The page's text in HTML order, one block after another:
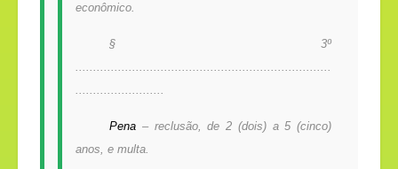
econômico.
§ 3º
........................................................................
.........................
Pena – reclusão, de 2 (dois) a 5 (cinco)
anos, e multa.